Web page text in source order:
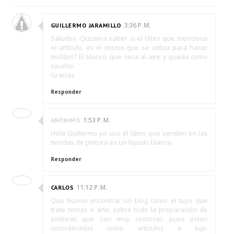
GUILLERMO JARAMILLO 3:36 P. M.
Saludos, Quisiera saber si el látex que menciona
el artículo, es el mismo que se utiliza para hacer
moldes? El blanco que seca al aire y queda como
caucho.
Gracias
Responder
ANÓNIMO 1:53 P. M.
Hola Guillermo yo uso el látex que venden en las
tiendas de pintura es un líquido blanco.
Responder
CARLOS 11:12 P. M.
Que bueno encontrar un blog como el tuyo que
trate temas e arte, sobre todo la preparación de
pinturas que son muy costosas pues estan
consideradas como artículos e lujo.